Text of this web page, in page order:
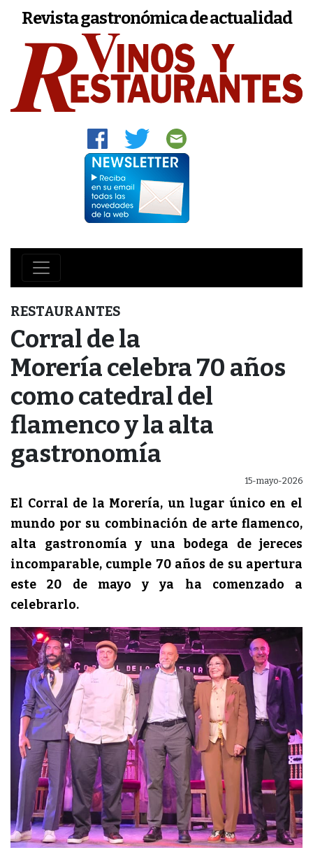
Revista gastronómica de actualidad
RESTAURANTES
Corral de la
Morería celebra 70 años
como catedral del
flamenco y la alta
gastronomía
15-mayo-2026
El Corral de la Morería, un lugar único en el
mundo por su combinación de arte flamenco,
alta gastronomía y una bodega de jereces
incomparable, cumple 70 años de su apertura
este 20 de mayo y ya ha comenzado a
celebrarlo.